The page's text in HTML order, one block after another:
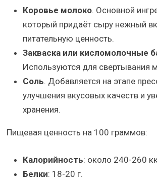
Коровье молоко. Основной
который придаёт сыру нежный
питательную ценность.
Закваска или кисломолочные
Используются для свертывания
Соль. Добавляется на этапе
улучшения вкусовых качеств и
хранения.
Пищевая ценность на 100 граммов:
Калорийность: около 240-260
Белки: 18-20 г.